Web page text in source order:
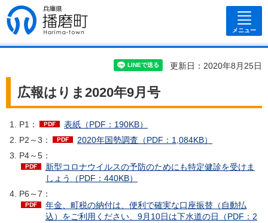
兵庫県 播磨
町
メニュー
更新日：2020年8月25日
広報はりま2020年9月号
P1：
表紙（PDF：190KB）
P2～3：
2020年国勢調査（PDF：1,084KB）
P4～5：
新型コロナウイルスの予防のためにも特定健診を受けま
しょう（PDF：440KB）
P6～7：
年金、町税の納付は、便利で確実な口座振替（自動払
込）をご利用ください、9月10日は下水道の日（PDF：2